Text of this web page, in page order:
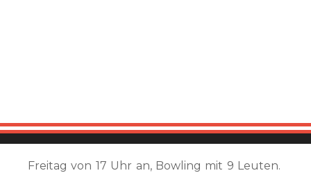
Freitag von 17 Uhr an, Bowling mit 9 Leuten.